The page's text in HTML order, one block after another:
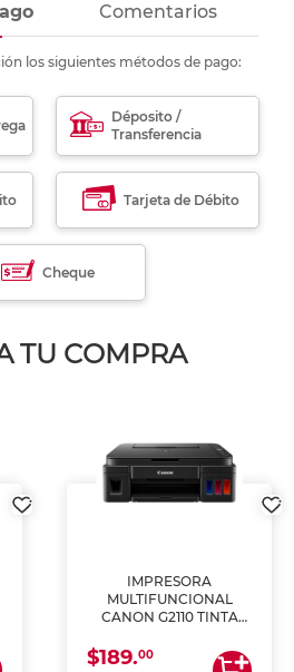
Comentarios
los siguientes métodos de pago:
Déposito /
Transferencia
Tarjeta de Débito
Cheque
TU COMPRA
IMPRESORA
MULTIFUNCIONAL
CANON G2110 TINTA
$189.00